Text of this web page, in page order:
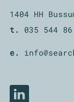
1404 HH
t.
035 544
e.
LinkedIn